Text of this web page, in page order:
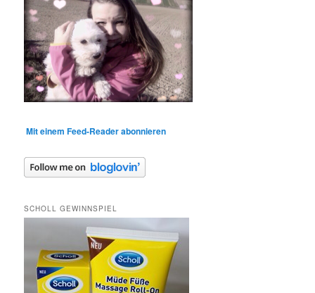
Mit einem Feed-Reader abonnieren
SCHOLL GEWINNSPIEL